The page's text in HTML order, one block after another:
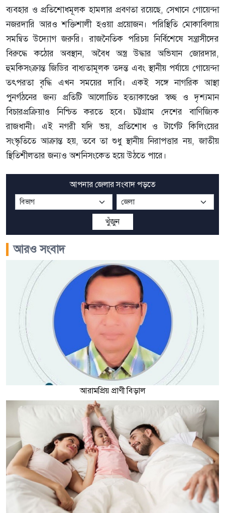
ব্যবহার ও প্রতিশোধমূলক হামলার প্রবণতা রয়েছে, সেখানে গোয়েন্দা
নজরদারি আরও শক্তিশালী হওয়া প্রয়োজন। পরিস্থিতি মোকাবিলায়
সমন্বিত উদ্যোগ জরুরি। রাজনৈতিক পরিচয় নির্বিশেষে সন্ত্রাসীদের
বিরুদ্ধে কঠোর অবস্থান, অবৈধ অস্ত্র উদ্ধার অভিযান জোরদার,
হুমকিসংক্রান্ত জিডির বাধ্যতামূলক তদন্ত এবং স্থানীয় পর্যায়ে গোয়েন্দা
তৎপরতা বৃদ্ধি এখন সময়ের দাবি। একই সঙ্গে নাগরিক আস্থা
পুনর্গঠনের জন্য প্রতিটি আলোচিত হত্যাকাণ্ডের স্বচ্ছ ও দৃশ্যমান
বিচারপ্রক্রিয়াও নিশ্চিত করতে হবে। চট্টগ্রাম দেশের বাণিজ্যিক
রাজধানী। এই নগরী যদি ভয়, প্রতিশোধ ও টার্গেট কিলিংয়ের
সংস্কৃতিতে আক্রান্ত হয়, তবে তা শুধু স্থানীয় নিরাপত্তার নয়, জাতীয়
স্থিতিশীলতার জন্যও অশনিসংকেত হয়ে উঠতে পারে।
আপনার জেলার সংবাদ পড়তে
খুঁজুন
আরও সংবাদ
আরামপ্রিয় প্রাণী বিড়াল